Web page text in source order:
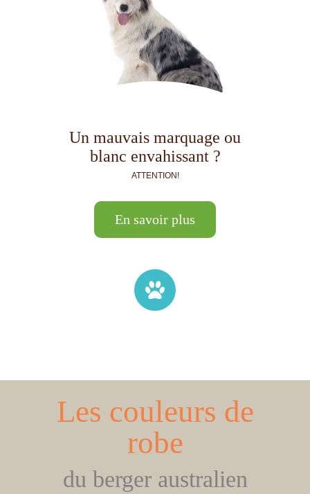
Un mauvais marquage ou
blanc envahissant ?
ATTENTION!
En savoir plus
Les couleurs de
robe
du berger australien